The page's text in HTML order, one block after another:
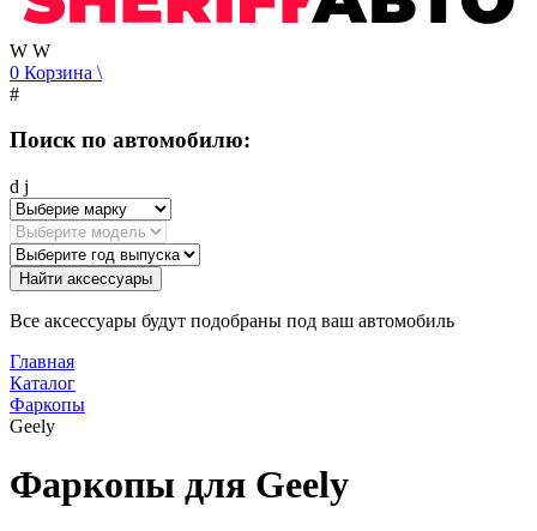
W W
0 Корзина \
#
Поиск по автомобилю:
d j
Найти аксессуары
Все аксессуары будут подобраны под ваш автомобиль
Главная
Каталог
Фаркопы
Geely
Фаркопы для Geely